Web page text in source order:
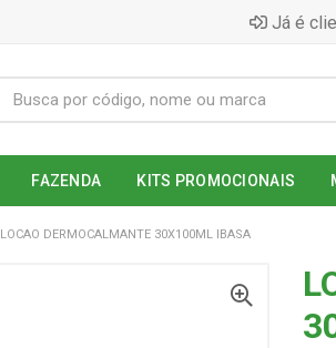
Já é
FAZENDA KITS PROMOCIONAIS
LOCAO DERMOCALMANTE 30X100ML IBASA